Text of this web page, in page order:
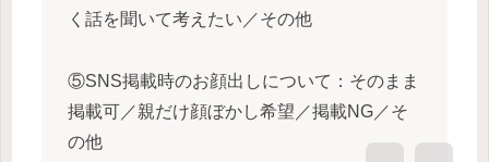
く話を聞いて考えたい／その他
⑤SNS掲載時のお顔出しについて：そのまま
掲載可／親だけ顔ぼかし希望／掲載NG／そ
の他